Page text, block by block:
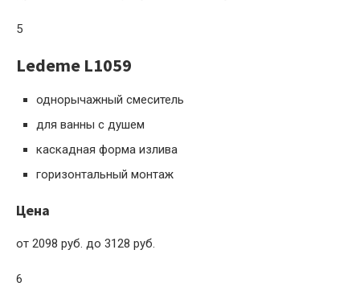
5
Ledeme L1059
однорычажный смеситель
для ванны с душем
каскадная форма излива
горизонтальный монтаж
Цена
от 2098 руб. до 3128 руб.
6